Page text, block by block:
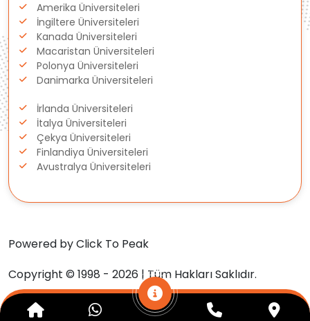
Gürcistan
Estonya
İsveç
Danimarka
Avustralya
Amerika Üniversiteleri
İngiltere Üniversiteleri
Kanada Üniversiteleri
Macaristan Üniversiteleri
Polonya Üniversiteleri
Danimarka Üniversiteleri
İrlanda Üniversiteleri
İtalya Üniversiteleri
Çekya Üniversiteleri
Finlandiya Üniversiteleri
Avustralya Üniversiteleri
Powered by Click To Peak
Copyright © 1998 - 2026 | Tüm Hakları Saklıdır.